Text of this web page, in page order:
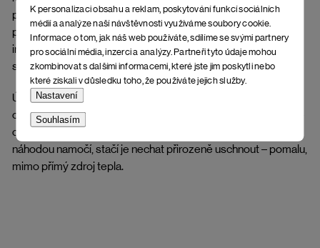
K personalizaci obsahu a reklam, poskytování funkcí sociálních
médií a analýze naší návštěvnosti využíváme soubory cookie.
Informace o tom, jak náš web používáte, sdílíme se svými partnery
pro sociální média, inzerci a analýzy. Partneři tyto údaje mohou
zkombinovat s dalšími informacemi, které jste jim poskytli nebo
které získali v důsledku toho, že používáte jejich služby.
Nastavení
Souhlasím
podmínek, vyvarujte se větší vlhkosti a rozmáčení, které
poškuzuje vzhled a deformuje tvar. Bez správné péče a
impregnace se kůže může zkroutit, popřípadě mohou vznikat
skvrny a fleky.
Údržba stélky: Dlouhodobý kontakt s vlhkostí může korek
oslabit, změkčit nebo lehce deformovat. Obuv doporučujeme
chránit před přímým vystavením větší vlhkosti. Pokud se
náhodou namočí, stačí je nechat přirozeně uschnout – pomalu,
mimo přímý zdroj tepla.